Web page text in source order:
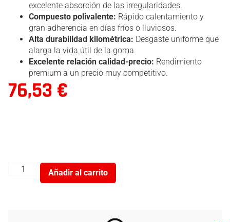
excelente absorción de las irregularidades.
Compuesto polivalente: Rápido calentamiento y
gran adherencia en días fríos o lluviosos.
Alta durabilidad kilométrica: Desgaste uniforme que
alarga la vida útil de la goma.
Excelente relación calidad-precio: Rendimiento
premium a un precio muy competitivo.
76,53 €
Añadir al carrito